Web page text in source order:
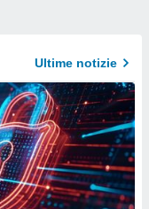
Ultime notizie